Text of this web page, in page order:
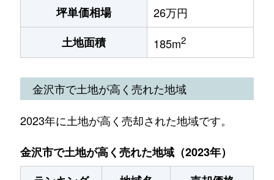
坪単価相場
26万円
土地面積
185m2
金沢市で土地が高く売れた地域
2023年に土地が高く売却された地域です。
金沢市で土地が高く売れた地域（2023年）